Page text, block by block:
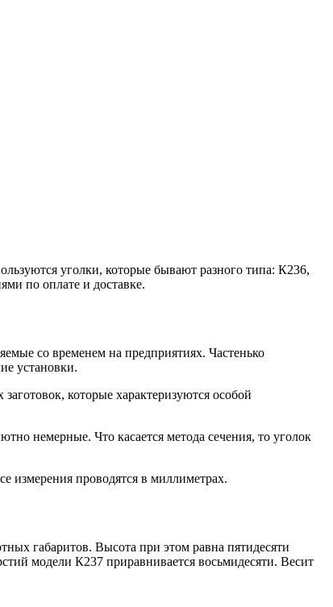
уголки, которые бывают разного типа: К236,
по оплате и доставке.
со временем на предприятиях. Частенько
установки.
которые характеризуются особой
немерные. Что касается метода сечения, то уголок
измерения проводятся в миллиметрах.
габаритов. Высота при этом равна пятидесяти
модели К237 приравнивается восьмидесяти. Весит